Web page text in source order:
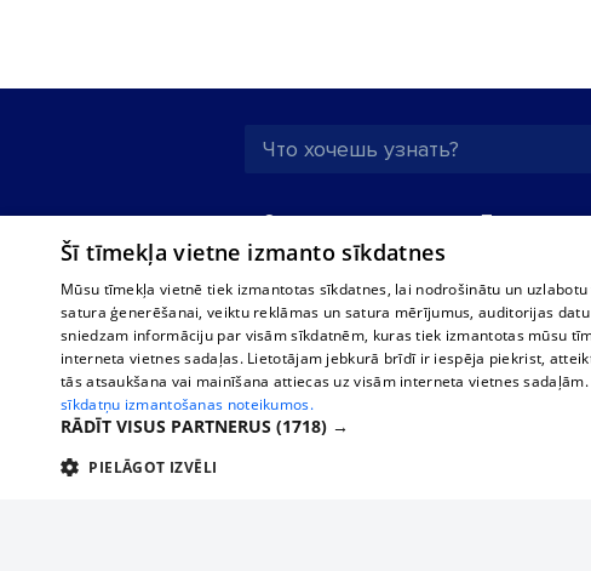
О нас
Реклама
Для бизнеса
Тарифы
Политика
конфиденциальности
Настройки cookie
Предприятия
Bus tickets
Train tickets
Šī tīmekļa vietne izmanto sīkdatnes
Mūsu tīmekļa vietnē tiek izmantotas sīkdatnes, lai nodrošinātu un
satura ģenerēšanai, veiktu reklāmas un satura mērījumus, auditorijas
sniedzam informāciju par visām sīkdatnēm, kuras tiek izmantotas mūsu
interneta vietnes sadaļas. Lietotājam jebkurā brīdī ir iespēja piekrist,
tās atsaukšana vai mainīšana attiecas uz visām interneta vietnes
sīkdatņu izmantošanas noteikumos.
RĀDĪT VISUS PARTNERUS (1718) →
PIELĀGOT IZVĒLI